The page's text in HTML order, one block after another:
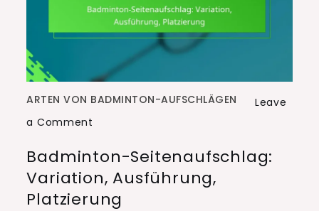
ARTEN VON BADMINTON-AUFSCHLÄGEN
Leave
a Comment
Seitenaufschlag:
Variation,
Ausführung,
Badminton-Seitenaufschlag:
Variation, Ausführung,
Platzierung